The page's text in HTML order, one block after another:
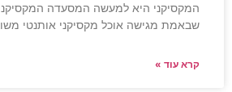
המקסיקני היא למעשה המסעדה
שבאמת מגישה אוכל מקסיקני אותנטי
קרא עוד »